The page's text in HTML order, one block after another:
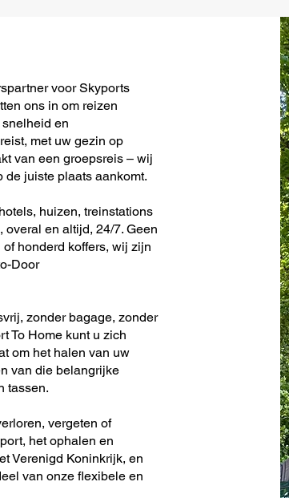
voor Skyports
ons in om reizen
en
met uw gezin op
van een groepsreis – wij
juiste plaats aankomt.
huizen, treinstations
en altijd, 24/7. Geen
honderd koffers, wij zijn
Door
zonder bagage, zonder
To Home kunt u zich
om het halen van uw
van die belangrijke
tassen.
vergeten of
het ophalen en
Verenigd Koninkrijk, en
van onze flexibele en